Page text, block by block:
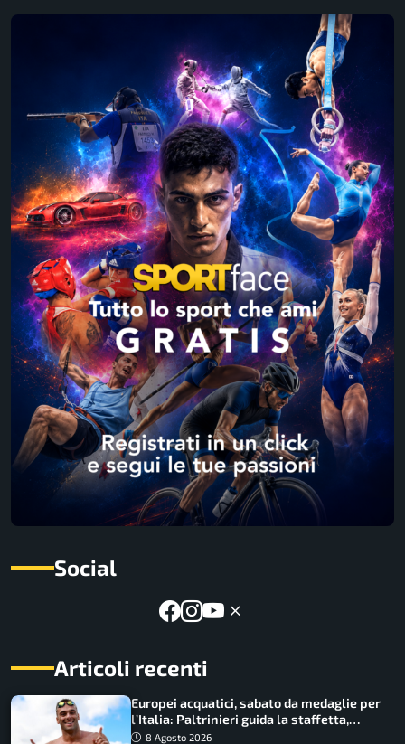
Social
Articoli recenti
Europei acquatici, sabato da medaglie per
l’Italia: Paltrinieri guida la staffetta,
Barnabà sogna l’oro dalle grandi altezze
8 Agosto 2026